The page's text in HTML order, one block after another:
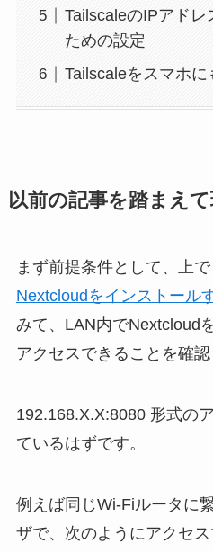
TailscaleのIPアドレ
ための設定
Tailscaleをスマホ
以前の記事を踏まえ
まず前提条件として、上
Nextcloudをインストール
みて、LAN内でNextcloud
アクセスできることを確認
192.168.X.X:8080 形式の
ているはずです。
例えば同じWi-Fiルータに
ザで、次のようにアクセ